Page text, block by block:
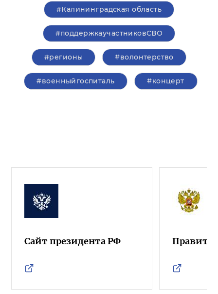
#Калининградская область
#поддержкаучастниковСВО
#регионы #волонтерство
#военныйгоспиталь #концерт
Сайт президента РФ